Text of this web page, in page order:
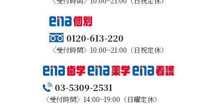
0120-613-220
〈受付時間〉10:00~21:00（日祝定休）
03-5309-2531
〈受付時間〉14:00~19:00（日曜定休）